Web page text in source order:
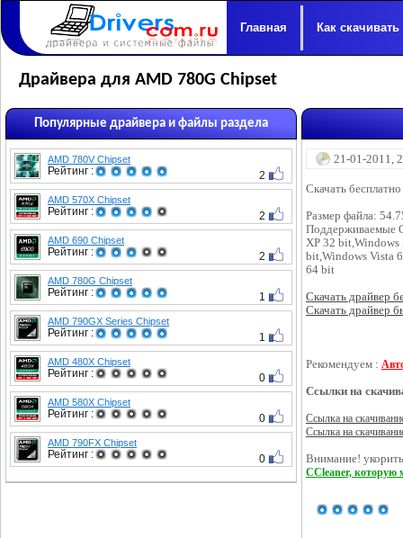
Главная Как скачивать
Драйвера для AMD 780G Chipset
Популярные драйвера и файлы раздела
AMD 780V Chipset
Рейтинг : 2
AMD 570X Chipset
Рейтинг : 2
AMD 690 Chipset
Рейтинг : 2
AMD 780G Chipset
Рейтинг : 1
AMD 790GX Series Chipset
Рейтинг : 1
AMD 480X Chipset
Рейтинг : 0
AMD 580X Chipset
Рейтинг : 0
AMD 790FX Chipset
Рейтинг : 0
21-01-2011,
Скачать
Размер файла:
Поддерживаемые
XP 32 bit,Windows
bit,Windows Vista
64 bit
Скачать драйвер
Скачать драйвер
Рекомендуем :
Ссылки на
Ссылка на
Ссылка на
Внимание!
CCleaner, которую